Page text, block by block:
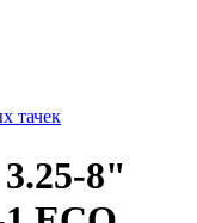
тачек
8"